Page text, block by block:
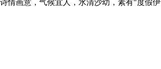
情画意，气候宜人，水清沙幼，素有"度假